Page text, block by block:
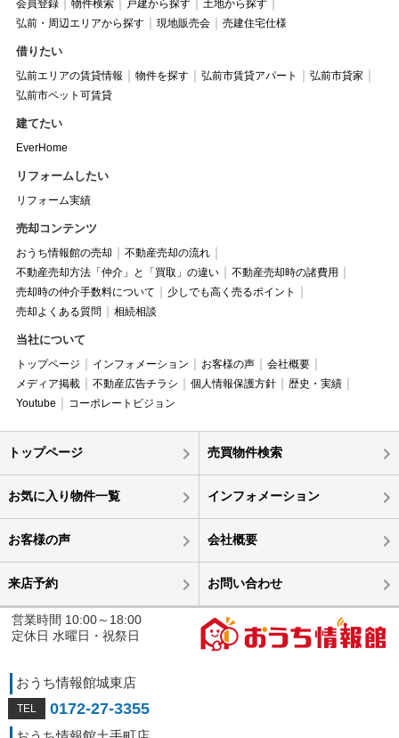
会員登録 物件検索 戸建から探す
土地から探す
弘前・周辺エリアから探す
現地販売会 売建住宅仕様
借りたい
弘前エリアの賃貸情報 物件を探す 弘前市賃貸アパート
弘前市貸家
弘前市ペット可賃貸
建てたい
EverHome
リフォームしたい
リフォーム実績
売却コンテンツ
おうち情報館の売却
不動産売却の流れ
不動産売却方法「仲介」と「買取」の違い
不動産売却時の諸費用
売却時の仲介手数料について
少しでも高く売るポイント
売却よくある質問
相続相談
当社について
トップページ インフォメーション お客様の声
会社概要
メディア掲載
不動産広告チラシ 個人情報保護方針
歴史・実績
Youtube
コーポレートビジョン
トップページ 売買物件検索
お気に入り物件一覧 インフォメーション
お客様の声 会社概要
来店予約 お問い合わせ
営業時間 10:00～18:00
定休日 水曜日・祝祭日
おうち情報館城東店
0172-27-3355